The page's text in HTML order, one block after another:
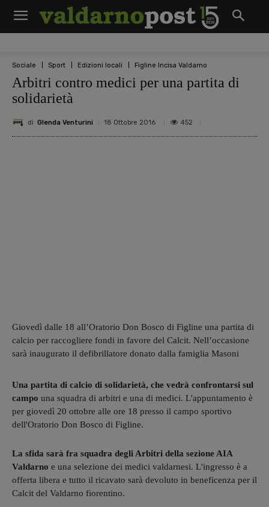
Sociale Sport Edizioni locali Figline Incisa Valdarno
Arbitri contro medici per una partita di
solidarietà
di Glenda Venturini 18 Ottobre 2016 452
Giovedì dalle 18 all’Oratorio Don Bosco di Figline una partita di
calcio per raccogliere fondi in favore del Calcit. Nell’occasione
sarà inaugurato il defibrillatore donato dalla famiglia Masoni
Una partita di calcio di solidarietà, che vedrà confrontarsi sul
campo una squadra di arbitri e una di medici. L'appuntamento è
per giovedì 20 ottobre alle ore 18 presso il campo sportivo
dell'Oratorio Don Bosco di Figline.
La sfida sarà fra squadra degli Arbitri della sezione AIA
Valdarno e una selezione dei medici valdarnesi. L'ingresso è a
offerta libera e tutto il ricavato sarà devoluto in beneficenza per il
Calcit del Valdarno fiorentino.